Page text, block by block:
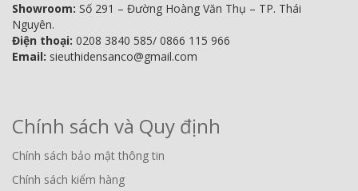
Showroom: Số 291 – Đường Hoàng Văn Thụ – TP. Thái
Nguyên.
Điện thoại: 0208 3840 585/ 0866 115 966
Email: sieuthidensanco@gmail.com
Chính sách và Quy định
Chính sách bảo mật thông tin
Chính sách kiểm hàng